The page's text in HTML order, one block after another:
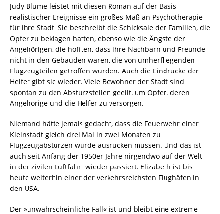
Judy Blume leistet mit diesen Roman auf der Basis
realistischer Ereignisse ein großes Maß an Psychotherapie
für ihre Stadt. Sie beschreibt die Schicksale der Familien, die
Opfer zu beklagen hatten, ebenso wie die Ängste der
Angehörigen, die hofften, dass ihre Nachbarn und Freunde
nicht in den Gebäuden waren, die von umherfliegenden
Flugzeugteilen getroffen wurden. Auch die Eindrücke der
Helfer gibt sie wieder. Viele Bewohner der Stadt sind
spontan zu den Absturzstellen geeilt, um Opfer, deren
Angehörige und die Helfer zu versorgen.
Niemand hätte jemals gedacht, dass die Feuerwehr einer
Kleinstadt gleich drei Mal in zwei Monaten zu
Flugzeugabstürzen würde ausrücken müssen. Und das ist
auch seit Anfang der 1950er Jahre nirgendwo auf der Welt
in der zivilen Luftfahrt wieder passiert. Elizabeth ist bis
heute weiterhin einer der verkehrsreichsten Flughäfen in
den USA.
Der »unwahrscheinliche Fall« ist und bleibt eine extreme